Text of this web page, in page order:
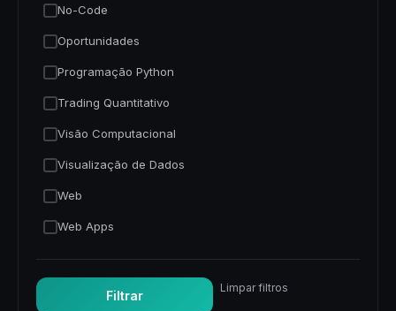
No-Code
Oportunidades
Programação Python
Trading Quantitativo
Visão Computacional
Visualização de Dados
Web
Web Apps
Filtrar
Limpar filtros